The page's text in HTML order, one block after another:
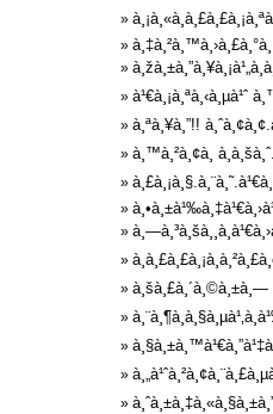
»
»
»
» à¹€à¸¡à¸ªà¸‹à¸µà¹ˆ
» à¸ªà¸¥à¸”!!
» à¸™à¸²à¸¢à¸
»
»
»
»
» à¸šà¸£à¸´à¸©à¸±à¸—
»
»
»
»